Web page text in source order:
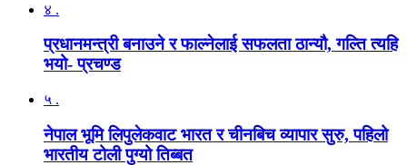
४ .
प्रधानमन्त्री बनाउने र फाल्नेलाई सफलता ठान्यौ, गल्ति त्यहि
भयो- प्रचण्ड
५ .
नेपाल भूमि लिपुलेकवाट भारत र चीनबिच व्यापार सुरु, पहिलो
भारतीय टोली पुग्यो तिब्बत